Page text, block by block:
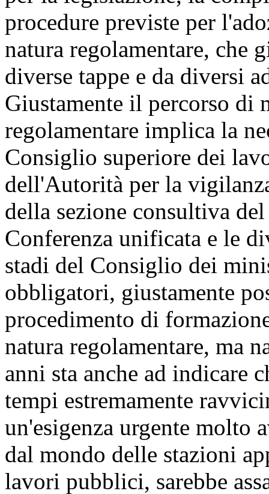
procedure previste per
natura regolamentare, che
diverse tappe e da diversi
Giustamente il percorso di
regolamentare implica la
Consiglio superiore dei
dell'Autorità per la
della sezione consultiva
Conferenza unificata e le
stadi del Consiglio dei
obbligatori, giustamente
procedimento di
natura regolamentare, ma
anni sta anche ad indicare
tempi estremamente
un'esigenza urgente molto
dal mondo delle stazioni
lavori pubblici, sarebbe